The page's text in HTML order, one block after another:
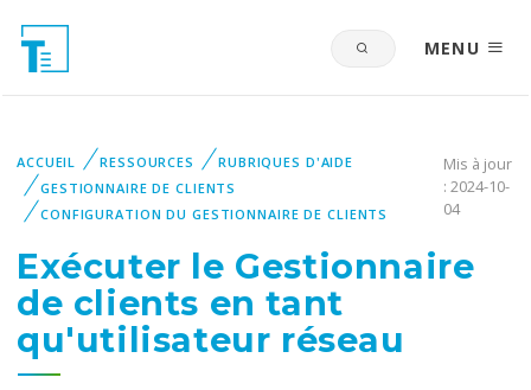
MENU
ACCUEIL RESSOURCES
RUBRIQUES D'AIDE
GESTIONNAIRE DE CLIENTS
CONFIGURATION DU GESTIONNAIRE DE CLIENTS
Mis à jour
: 2024-10-
04
Exécuter le Gestionnaire
de clients en tant
qu'utilisateur réseau